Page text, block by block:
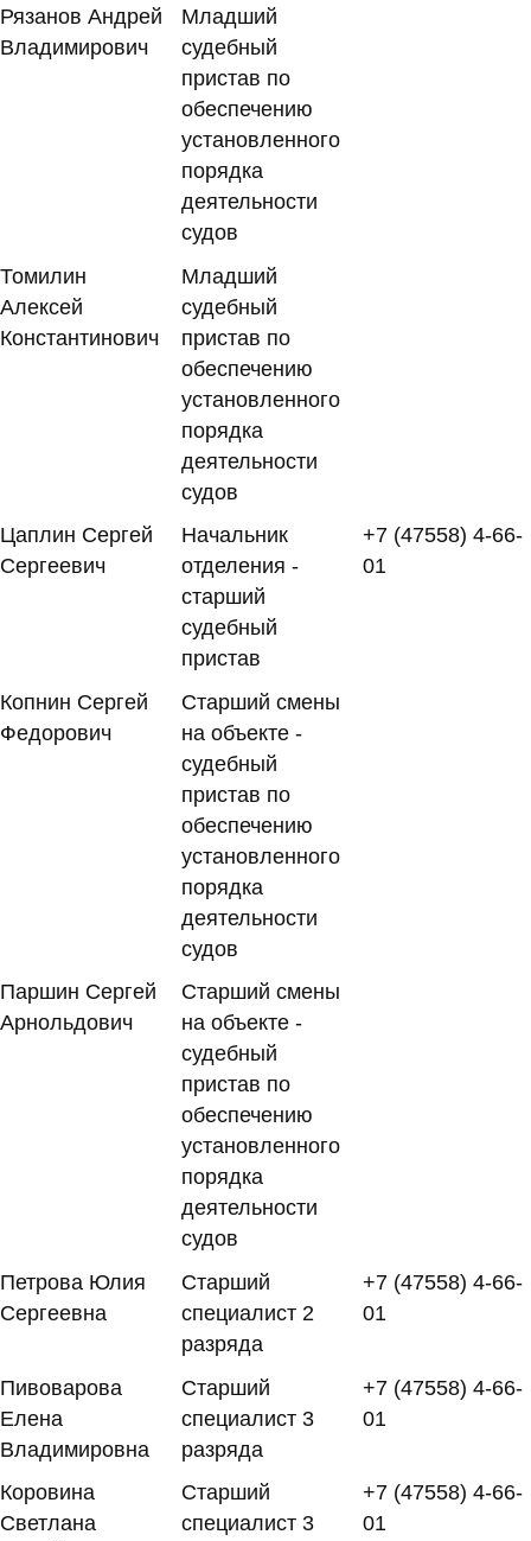
Рязанов Андрей
Владимирович
Младший
судебный
пристав по
обеспечению
установленного
порядка
деятельности
судов
Томилин
Алексей
Константинович
Младший
судебный
пристав по
обеспечению
установленного
порядка
деятельности
судов
Цаплин Сергей
Сергеевич
Начальник
отделения -
старший
судебный
пристав
+7 (47558) 4-66-
01
Копнин Сергей
Федорович
Старший смены
на объекте -
судебный
пристав по
обеспечению
установленного
порядка
деятельности
судов
Паршин Сергей
Арнольдович
Старший смены
на объекте -
судебный
пристав по
обеспечению
установленного
порядка
деятельности
судов
Петрова Юлия
Сергеевна
Старший
специалист 2
разряда
+7 (47558) 4-66-
01
Пивоварова
Елена
Владимировна
Старший
специалист 3
разряда
+7 (47558) 4-66-
01
Коровина
Светлана
Старший
специалист 3
+7 (47558) 4-66-
01